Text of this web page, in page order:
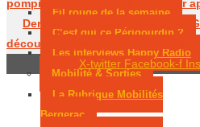
Fil rouge de la semaine
C’est qui ce Périgourdin ?
Les interviews Happy Radio
Mobilité & Sorties
La Rubrique Mobilités
Bergerac
pompiers de Dordogne de retour
Dernier hommage à l’historien
découverts dans une maison à
X-twitter Facebook-f